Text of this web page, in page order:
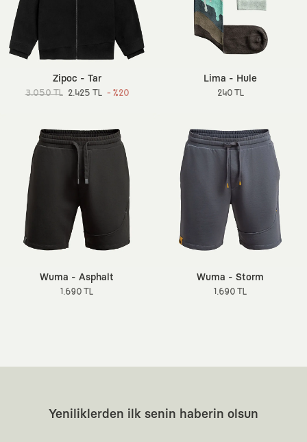
Zipoc - Tar
3.050 TL 2.425 TL - %20
Lima - Hule
240 TL
Wuma - Asphalt
1.690 TL
Wuma - Storm
1.690 TL
Yeniliklerden ilk senin haberin olsun